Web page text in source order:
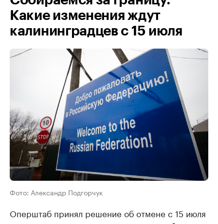
Какие изменения ждут
калининградцев с 15 июля
Фото: Александр Подгорчук
Оперштаб принял решение об отмене с 15 июля